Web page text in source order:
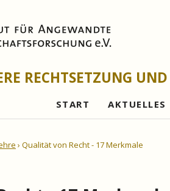
RECHTSETZUNG
START AKTUELLES
Qualität von Recht - 17 Merkmale